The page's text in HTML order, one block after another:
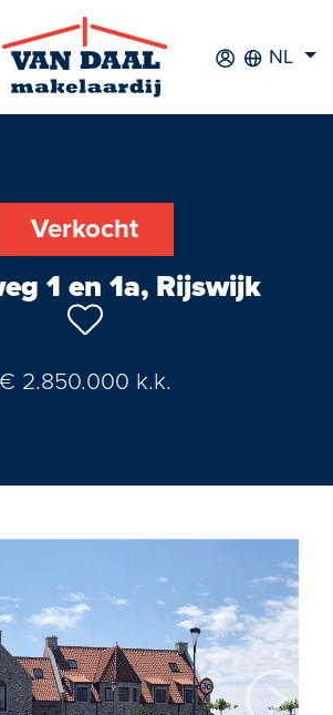
NL
Verkocht
1 en 1a, Rijswijk
€ 2.850.000 k.k.